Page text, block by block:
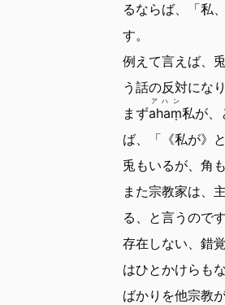
るならば、「私
す。
例えて言えば、
う話の反対になり
まずahaṃ
アハン
私が、
ば、「《私が》
兎もいるが、角
また宗教家は、
る、と言うので
存在しない、錯
はひとかけらも
ばかりを他宗教